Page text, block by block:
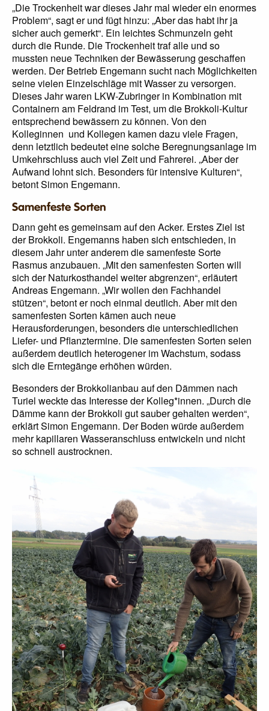
„Die Trockenheit war dieses Jahr mal wieder ein enormes
Problem“, sagt er und fügt hinzu: „Aber das habt ihr ja
sicher auch gemerkt“. Ein leichtes Schmunzeln geht
durch die Runde. Die Trockenheit traf alle und so
mussten neue Techniken der Bewässerung geschaffen
werden. Der Betrieb Engemann sucht nach Möglichkeiten
seine vielen Einzelschläge mit Wasser zu versorgen.
Dieses Jahr waren LKW-Zubringer in Kombination mit
Containern am Feldrand im Test, um die Brokkoli-Kultur
entsprechend bewässern zu können. Von den
Kolleginnen und Kollegen kamen dazu viele Fragen,
denn letztlich bedeutet eine solche Beregnungsanlage im
Umkehrschluss auch viel Zeit und Fahrerei. „Aber der
Aufwand lohnt sich. Besonders für intensive Kulturen“,
betont Simon Engemann.
Samenfeste Sorten
Dann geht es gemeinsam auf den Acker. Erstes Ziel ist
der Brokkoli. Engemanns haben sich entschieden, in
diesem Jahr unter anderem die samenfeste Sorte
Rasmus anzubauen. „Mit den samenfesten Sorten will
sich der Naturkosthandel weiter abgrenzen“, erläutert
Andreas Engemann. „Wir wollen den Fachhandel
stützen“, betont er noch einmal deutlich. Aber mit den
samenfesten Sorten kämen auch neue
Herausforderungen, besonders die unterschiedlichen
Liefer- und Pflanztermine. Die samenfesten Sorten seien
außerdem deutlich heterogener im Wachstum, sodass
sich die Erntegänge erhöhen würden.
Besonders der Brokkolianbau auf den Dämmen nach
Turiel weckte das Interesse der Kolleg*innen. „Durch die
Dämme kann der Brokkoli gut sauber gehalten werden“,
erklärt Simon Engemann. Der Boden würde außerdem
mehr kapillaren Wasseranschluss entwickeln und nicht
so schnell austrocknen.